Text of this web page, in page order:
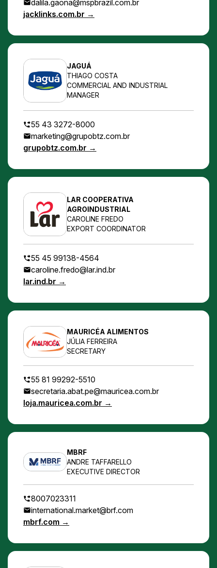
dalila.gaona@mspbrazil.com.br
jacklinks.com.br →
JAGUÁ
THIAGO COSTA
COMMERCIAL AND INDUSTRIAL
MANAGER
55 43 3272-8000
marketing@grupobtz.com.br
grupobtz.com.br →
LAR COOPERATIVA
AGROINDUSTRIAL
CAROLINE FREDO
EXPORT COORDINATOR
55 45 99138-4564
caroline.fredo@lar.ind.br
lar.ind.br →
MAURICÉA ALIMENTOS
JÚLIA FERREIRA
SECRETARY
55 81 99292-5510
secretaria.abat.pe@mauricea.com.br
loja.mauricea.com.br →
MBRF
ANDRE TAFFARELLO
EXECUTIVE DIRECTOR
8007023311
international.market@brf.com
mbrf.com →